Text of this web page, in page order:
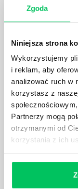
Zgoda
Niniejsza strona
Wykorzystujemy
i reklam, aby
analizować ruch w
korzystasz z
Partnerzy mogą
otrzymanymi od
korzystania z ich
kompetentnych
sprawnie
niezbędna jest
czynności
JAK
Menedżer to